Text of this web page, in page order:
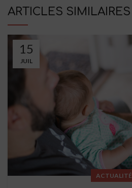
ARTICLES SIMILAIRES
15
JUIL
ACTUALITÉ